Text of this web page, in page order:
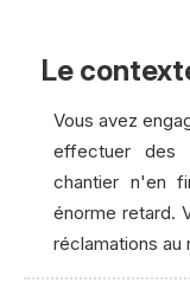
Le
Vous avez
effectuer des
chantier n'en
énorme retard.
réclamations au